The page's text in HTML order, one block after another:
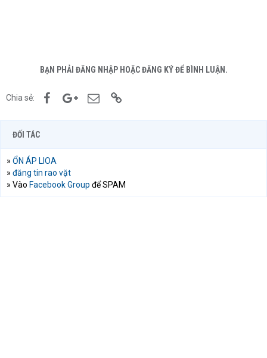
BẠN PHẢI ĐĂNG NHẬP HOẶC ĐĂNG KÝ ĐỂ BÌNH LUẬN.
Chia sẻ: FacebookGoogle+Email
ĐỐI TÁC
» ỔN ÁP LIOA
» đăng tin rao vặt
» Vào Facebook Group để SPAM